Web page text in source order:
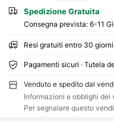
Spedizione Gratuita
Consegna prevista: 6-11
Resi gratuiti entro 30 giorni
Pagamenti sicuri · Tutela
Venduto e spedito dal
Informazioni e obblighi del
Per segnalare questo